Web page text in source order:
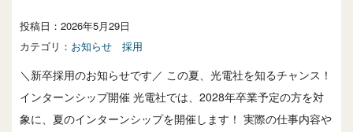
投稿日： 2026年5月29日
カテゴリ： お知らせ 採用
＼新卒採用のお知らせです／ この夏、光電社を知るチャンス！
インターンシップ開催 光電社では、2028年卒業予定の方を対
象に、夏のインターンシップを開催します！ 実際の仕事内容や